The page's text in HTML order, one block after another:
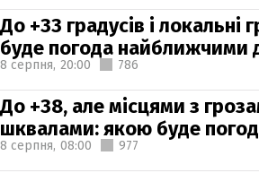
До +33 градусів і локальні
буде погода найближчими
8 серпня, 20:00 786
До +38, але місцями з
шквалами: якою буде
8 серпня, 08:00 977